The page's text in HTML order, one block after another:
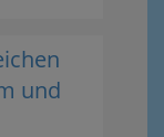
und